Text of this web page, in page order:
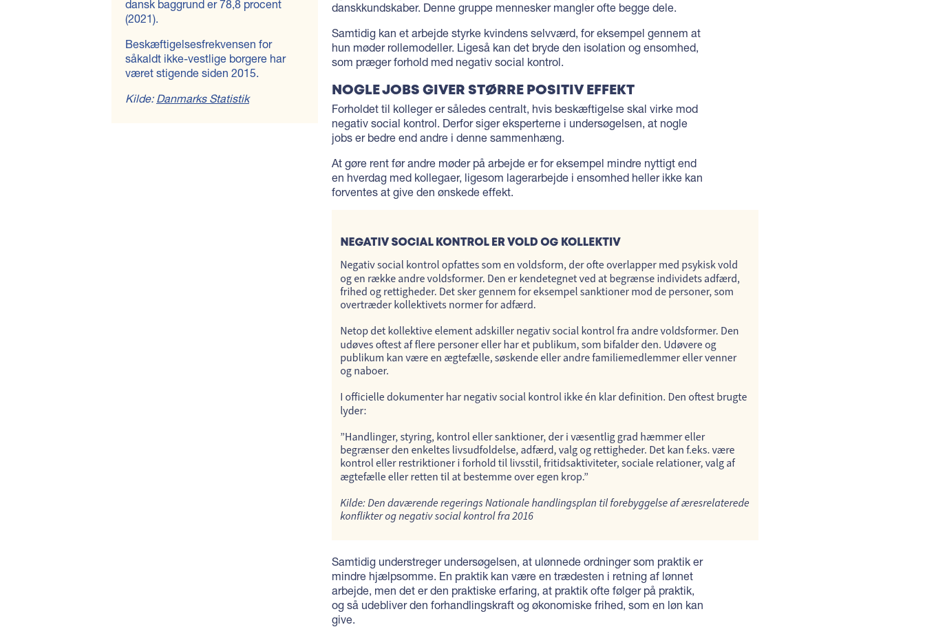
dansk baggrund er 78,8 procent
(2021).
Beskæftigelsesfrekvensen for
såkaldt ikke-vestlige borgere har
været stigende siden 2015.
Kilde: Danmarks Statistik
danskkundskaber. Denne gruppe mennesker mangler ofte begge dele.
Samtidig kan et arbejde styrke kvindens selvværd, for eksempel gennem at
hun møder rollemodeller. Ligeså kan det bryde den isolation og ensomhed,
som præger forhold med negativ social kontrol.
NOGLE JOBS GIVER STØRRE POSITIV EFFEKT
Forholdet til kolleger er således centralt, hvis beskæftigelse skal virke mod
negativ social kontrol. Derfor siger eksperterne i undersøgelsen, at nogle
jobs er bedre end andre i denne sammenhæng.
At gøre rent før andre møder på arbejde er for eksempel mindre nyttigt end
en hverdag med kollegaer, ligesom lagerarbejde i ensomhed heller ikke kan
forventes at give den ønskede effekt.
Samtidig understreger undersøgelsen, at ulønnede ordninger som praktik er
mindre hjælpsomme. En praktik kan være en trædesten i retning af lønnet
arbejde, men det er den praktiske erfaring, at praktik ofte følger på praktik,
og så udebliver den forhandlingskraft og økonomiske frihed, som en løn kan
give.